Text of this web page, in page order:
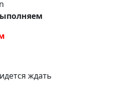
ждать